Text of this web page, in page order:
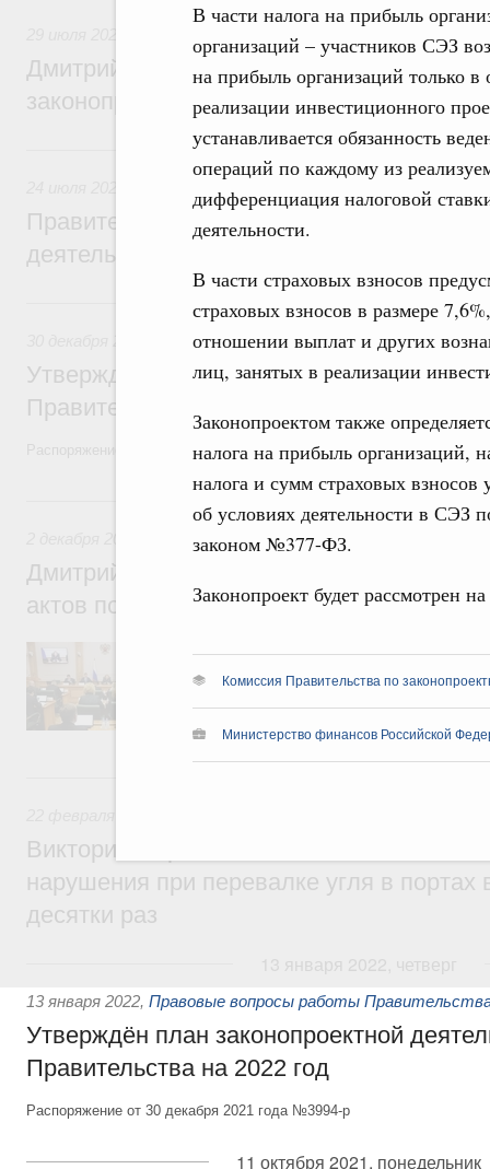
В части налога на прибыль
организаций – участников СЭЗ
на прибыль организаций только
реализации инвестиционного
устанавливается обязанность
операций по каждому из
дифференциация налоговой
деятельности.
В части страховых взносов
страховых взносов в размере
отношении выплат и других
лиц, занятых в реализации
Законопроектом также
налога на прибыль организаций,
налога и сумм страховых
об условиях деятельности в СЭЗ
законом №377-ФЗ.
Законопроект будет рассмотрен
Комиссия Правительства по
Министерство финансов Российской
Правовые вопросы работы Правительства
Дмитрий Григоренко: Цифровизация
законопроектной деятельности
24 июля 2023, понедельник
Правовые вопросы работы Правительства
Правительство повышает качество
деятельности
30 декабря 2022, пятница
Правовые вопросы работы
Утверждён план законопроектной
Правительства на 2023 год
Распоряжение от 23 декабря 2022 года №4112-р
2 декабря 2022, пятница
Правовые вопросы работы
Дмитрий Григоренко: Проблема
актов полностью решена
председателя Совета Федерации
секретарями.
Виктория Абрамченко: Ответственность
нарушения при перевалке угля в портах
десятки раз
13 января 2022, Правовые вопросы работы
Утверждён план законопроектной
Правительства на 2022 год
Распоряжение от 30 декабря 2021 года №3994-р
11 октября 2021, понедельник